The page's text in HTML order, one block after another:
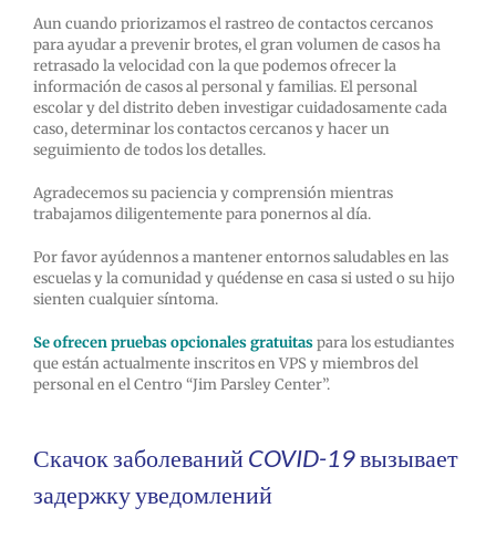
Aun cuando priorizamos el rastreo de contactos cercanos
para ayudar a prevenir brotes, el gran volumen de casos ha
retrasado la velocidad con la que podemos ofrecer la
información de casos al personal y familias. El personal
escolar y del distrito deben investigar cuidadosamente cada
caso, determinar los contactos cercanos y hacer un
seguimiento de todos los detalles.
Agradecemos su paciencia y comprensión mientras
trabajamos diligentemente para ponernos al día.
Por favor ayúdennos a mantener entornos saludables en las
escuelas y la comunidad y quédense en casa si usted o su hijo
sienten cualquier síntoma.
Se ofrecen pruebas opcionales gratuitaspara los estudiantes
que están actualmente inscritos en VPS y miembros del
personal en el Centro “Jim Parsley Center”.
Скачок заболеванийCOVID-19вызывает
задержку уведомлений